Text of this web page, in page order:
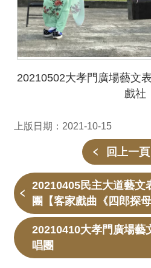
20210502大孝門廣場藝文
戲社
上版日期：2021-10-15
回上一頁
20210405民主大道藝文
團【客家戲曲《四郎探母
20210410大孝門廣場藝
唱團